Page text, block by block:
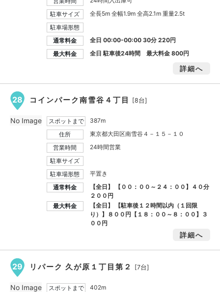
駐車サイズ
全長5m 全幅1.9m 全高2.1m 重量2.5t
駐車場形態
通常料金
全日 00:00-00:00 30分 220円
最大料金
全日 駐車後24時間 最大料金800円
詳細へ
28 コインパーク南雪谷４丁目 [8台]
スポットまで
387m
住所
東京都大田区南雪谷４－１５－１０
営業時間
24時間営業
駐車サイズ
駐車場形態
平置き
通常料金
【全日】 【００：００～２４：００】４０分
２００円
最大料金
【全日】 【駐車後１２時間以内（１回限
り）】８００円【１８：００～８：００】３
００円
詳細へ
No Image
29 リパーク 久が原１丁目第２ [7台]
スポットまで
402m
No Image